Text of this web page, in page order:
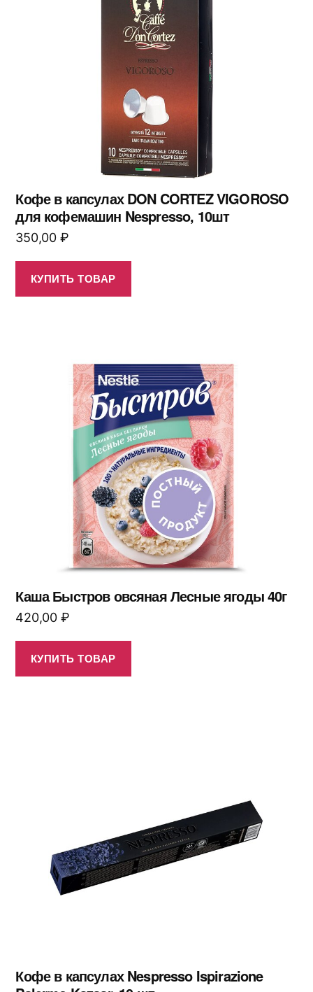
Кофе в капсулах DON CORTEZ VIGOROSO
для кофемашин Nespresso, 10шт
350,00 ₽
КУПИТЬ ТОВАР
Каша Быстров овсяная Лесные ягоды 40г
420,00 ₽
КУПИТЬ ТОВАР
Кофе в капсулах Nespresso Ispirazione